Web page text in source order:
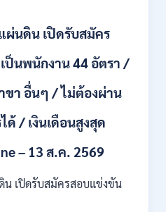
ผ่นดิน เปิดรับสมัคร
ป็นพนักงาน 44 อัตรา /
ขา อื่นๆ / ไม่ต้องผ่าน
ด้ / เงินเดือนสูงสุด
– 13 ส.ค. 2569
น เปิดรับสมัครสอบแข่งขัน